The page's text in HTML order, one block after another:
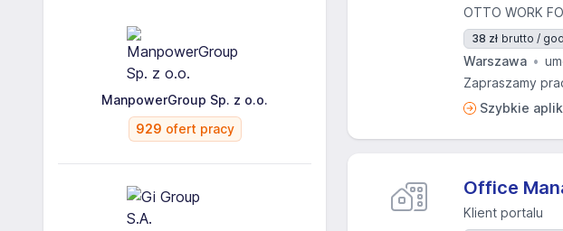
ManpowerGroup Sp. z o.o.
929 ofert pracy
OTTO WORK
38 zł brutto /
Warszawa
Zapraszamy
Szybkie
Office
Klient portalu